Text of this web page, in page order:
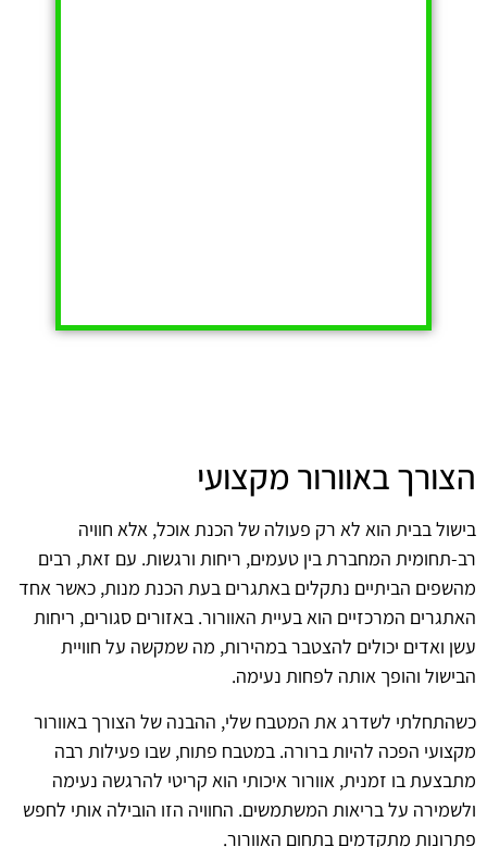
הצורך באוורור מקצועי
בישול בבית הוא לא רק פעולה של הכנת אוכל, אלא חוויה
רב-תחומית המחברת בין טעמים, ריחות ורגשות. עם זאת, רבים
מהשפים הביתיים נתקלים באתגרים בעת הכנת מנות, כאשר אחד
האתגרים המרכזיים הוא בעיית האוורור. באזורים סגורים, ריחות
עשן ואדים יכולים להצטבר במהירות, מה שמקשה על חוויית
הבישול והופך אותה לפחות נעימה.
כשהתחלתי לשדרג את המטבח שלי, ההבנה של הצורך באוורור
מקצועי הפכה להיות ברורה. במטבח פתוח, שבו פעילות רבה
מתבצעת בו זמנית, אוורור איכותי הוא קריטי להרגשה נעימה
ולשמירה על בריאות המשתמשים. החוויה הזו הובילה אותי לחפש
פתרונות מתקדמים בתחום האוורור.